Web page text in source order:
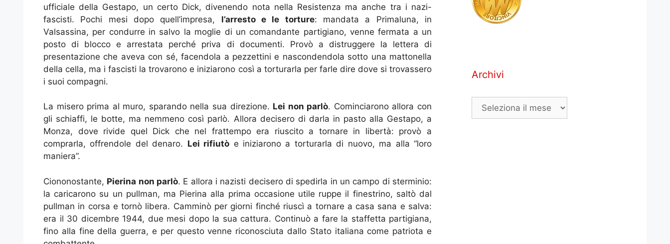
ufficiale della Gestapo, un certo Dick, divenendo nota nella Resistenza ma anche tra i nazi-
fascisti. Pochi mesi dopo quell’impresa, l’arresto e le torture: mandata a Primaluna, in
Valsassina, per condurre in salvo la moglie di un comandante partigiano, venne fermata a un
posto di blocco e arrestata perché priva di documenti. Provò a distruggere la lettera di
presentazione che aveva con sé, facendola a pezzettini e nascondendola sotto una mattonella
della cella, ma i fascisti la trovarono e iniziarono così a torturarla per farle dire dove si trovassero
i suoi compagni.
La misero prima al muro, sparando nella sua direzione. Lei non parlò. Cominciarono allora con
gli schiaffi, le botte, ma nemmeno così parlò. Allora decisero di darla in pasto alla Gestapo, a
Monza, dove rivide quel Dick che nel frattempo era riuscito a tornare in libertà: provò a
comprarla, offrendole del denaro. Lei rifiutò e iniziarono a torturarla di nuovo, ma alla “loro
maniera”.
Ciononostante, Pierina non parlò. E allora i nazisti decisero di spedirla in un campo di sterminio:
la caricarono su un pullman, ma Pierina alla prima occasione utile ruppe il finestrino, saltò dal
pullman in corsa e tornò libera. Camminò per giorni finché riuscì a tornare a casa sana e salva:
era il 30 dicembre 1944, due mesi dopo la sua cattura. Continuò a fare la staffetta partigiana,
fino alla fine della guerra, e per questo venne riconosciuta dallo Stato italiana come patriota e
Archivi
Archivi